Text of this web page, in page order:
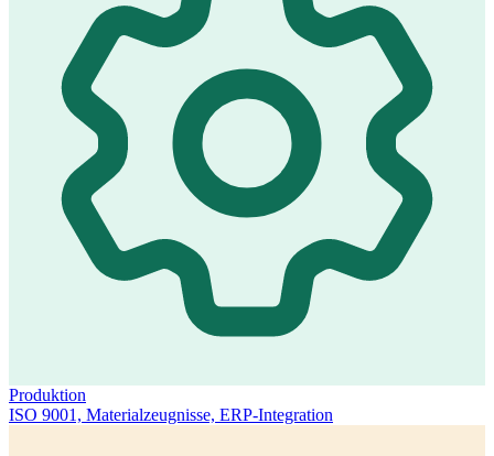
Produktion
ISO 9001, Materialzeugnisse, ERP-Integration